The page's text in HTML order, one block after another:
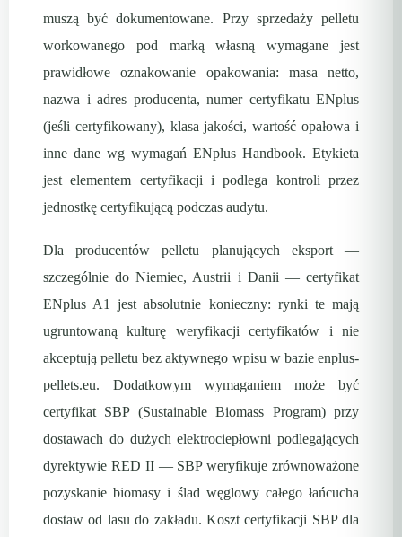
muszą być dokumentowane. Przy sprzedaży pelletu
workowanego pod marką własną wymagane jest
prawidłowe oznakowanie opakowania: masa netto,
nazwa i adres producenta, numer certyfikatu ENplus
(jeśli certyfikowany), klasa jakości, wartość opałowa i
inne dane wg wymagań ENplus Handbook. Etykieta
jest elementem certyfikacji i podlega kontroli przez
jednostkę certyfikującą podczas audytu.
Dla producentów pelletu planujących eksport —
szczególnie do Niemiec, Austrii i Danii — certyfikat
ENplus A1 jest absolutnie konieczny: rynki te mają
ugruntowaną kulturę weryfikacji certyfikatów i nie
akceptują pelletu bez aktywnego wpisu w bazie enplus-
pellets.eu. Dodatkowym wymaganiem może być
certyfikat SBP (Sustainable Biomass Program) przy
dostawach do dużych elektrociepłowni podlegających
dyrektywie RED II — SBP weryfikuje zrównoważone
pozyskanie biomasy i ślad węglowy całego łańcucha
dostaw od lasu do zakładu. Koszt certyfikacji SBP dla